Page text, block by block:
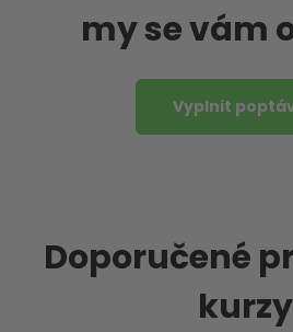
my se vám
Vyplnit
Doporučené
kurzy